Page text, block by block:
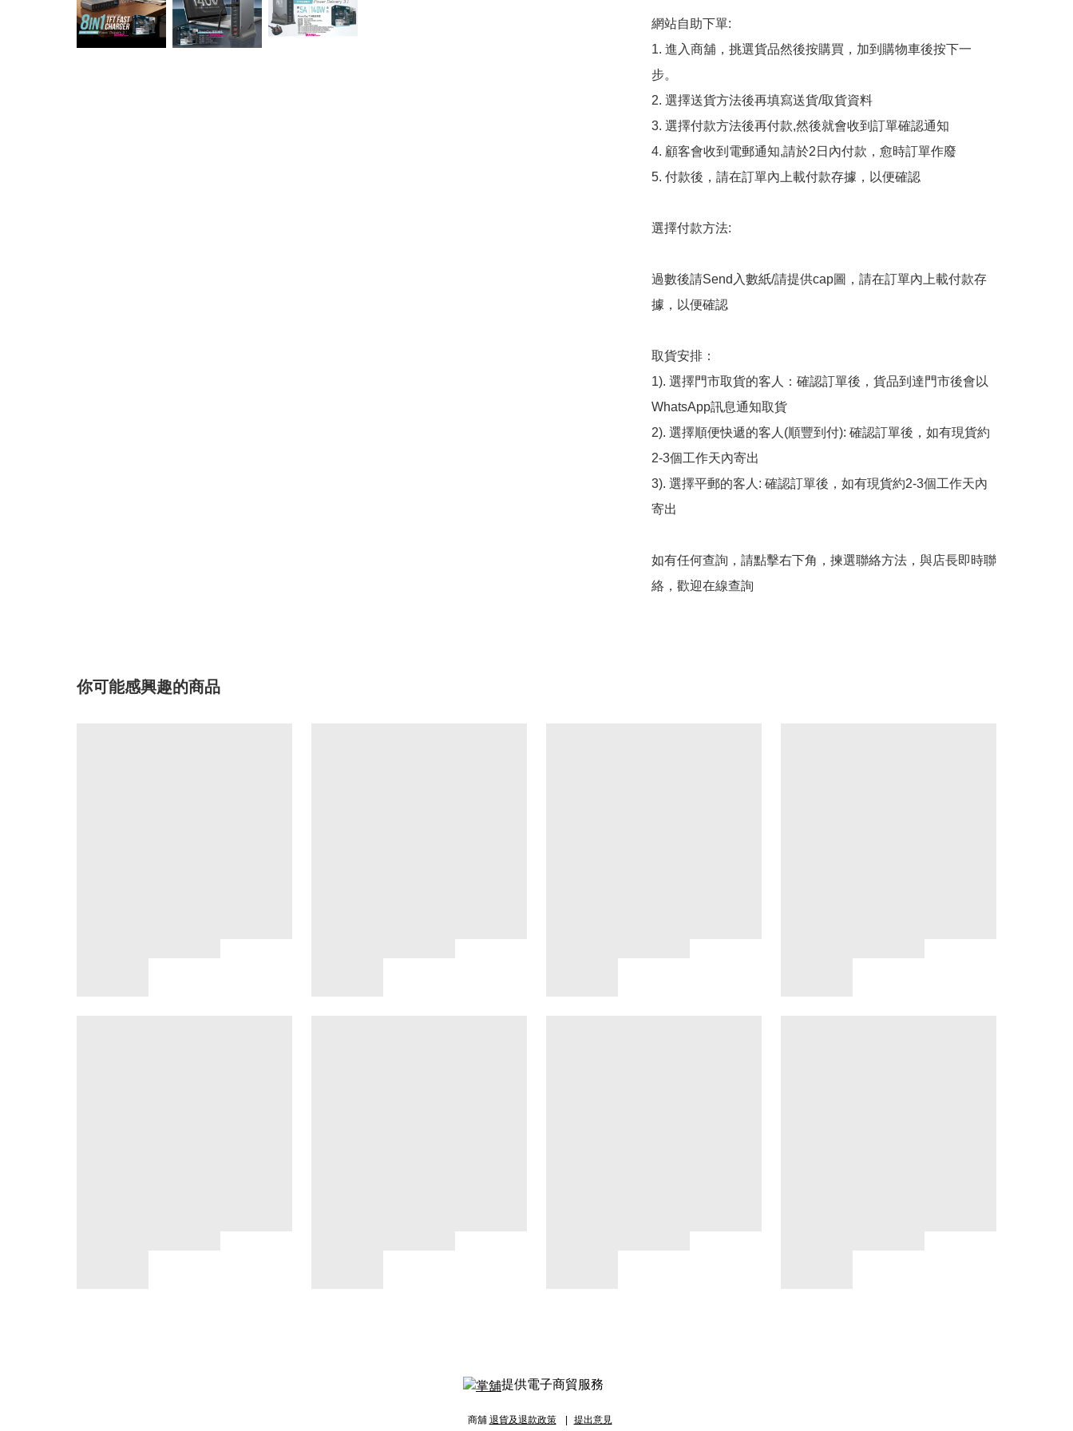
網站自助下單:
1. 進入商舖，挑選貨品然後按購買，加到購物車後按下一
步。
2. 選擇送貨方法後再填寫送貨/取貨資料
3. 選擇付款方法後再付款,然後就會收到訂單確認通知
4. 顧客會收到電郵通知,請於2日內付款，愈時訂單作廢
5. 付款後，請在訂單內上載付款存據，以便確認
選擇付款方法:
過數後請Send入數紙/請提供cap圖，請在訂單內上載付款存
據，以便確認
取貨安排：
1). 選擇門市取貨的客人：確認訂單後，貨品到達門市後會以
WhatsApp訊息通知取貨
2). 選擇順便快遞的客人(順豐到付): 確認訂單後，如有現貨約
2-3個工作天內寄出
3). 選擇平郵的客人: 確認訂單後，如有現貨約2-3個工作天內
寄出
如有任何查詢，請點擊右下角，揀選聯絡方法，與店長即時聯
絡，歡迎在線查詢
你可能感興趣的商品
提供電子商貿服務
商舖 退貨及退款政策 提出意見